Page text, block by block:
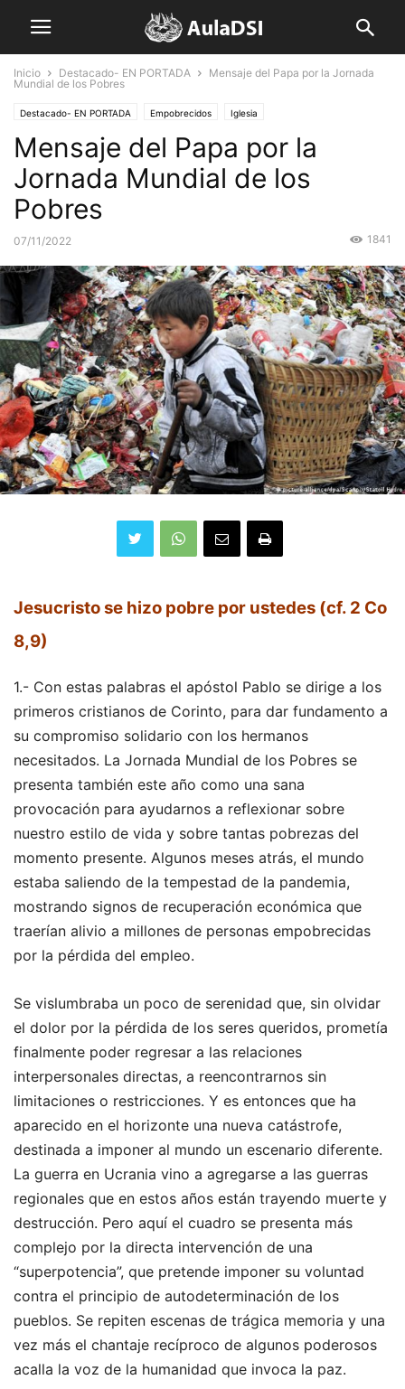
Inicio Destacado- EN PORTADA
Mensaje del Papa por la Jornada
Mundial de los Pobres
Destacado- EN PORTADA Empobrecidos Iglesia
Mensaje del Papa por la
Jornada Mundial de los
Pobres
07/11/2022 1841
Jesucristo se hizo pobre por ustedes (cf. 2 Co
8,9)
1.- Con estas palabras el apóstol Pablo se dirige a los
primeros cristianos de Corinto, para dar fundamento a
su compromiso solidario con los hermanos
necesitados. La Jornada Mundial de los Pobres se
presenta también este año como una sana
provocación para ayudarnos a reflexionar sobre
nuestro estilo de vida y sobre tantas pobrezas del
momento presente. Algunos meses atrás, el mundo
estaba saliendo de la tempestad de la pandemia,
mostrando signos de recuperación económica que
traerían alivio a millones de personas empobrecidas
por la pérdida del empleo.
Se vislumbraba un poco de serenidad que, sin olvidar
el dolor por la pérdida de los seres queridos, prometía
finalmente poder regresar a las relaciones
interpersonales directas, a reencontrarnos sin
limitaciones o restricciones. Y es entonces que ha
aparecido en el horizonte una nueva catástrofe,
destinada a imponer al mundo un escenario diferente.
La guerra en Ucrania vino a agregarse a las guerras
regionales que en estos años están trayendo muerte y
destrucción. Pero aquí el cuadro se presenta más
complejo por la directa intervención de una
“superpotencia”, que pretende imponer su voluntad
contra el principio de autodeterminación de los
pueblos. Se repiten escenas de trágica memoria y una
vez más el chantaje recíproco de algunos poderosos
acalla la voz de la humanidad que invoca la paz.